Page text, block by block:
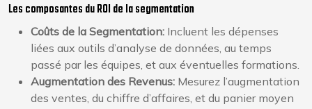
Les composantes du ROI de la segmentation
Coûts de la Segmentation: Incluent les dépenses
liées aux outils d’analyse de données, au temps
passé par les équipes, et aux éventuelles formations.
Augmentation des Revenus: Mesurez l’augmentation
des ventes, du chiffre d’affaires, et du panier moyen